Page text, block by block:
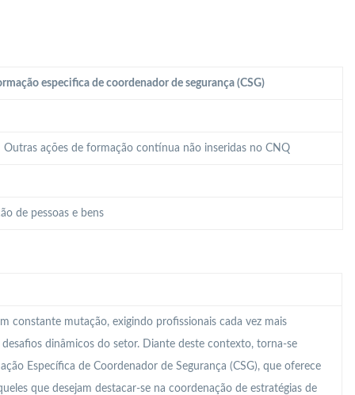
especifica de coordenador de segurança (CSG)
Outras ações de formação contínua não inseridas no CNQ
de pessoas e bens
constante mutação, exigindo profissionais cada vez mais
dinâmicos do setor. Diante deste contexto, torna-se
Específica de Coordenador de Segurança (CSG), que oferece
que desejam destacar-se na coordenação de estratégias de